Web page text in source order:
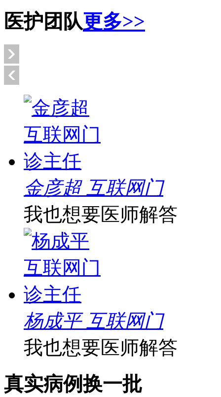
医护团队更多>>
金彦超 互联网门
我也想要医师解答
杨成平 互联网门
我也想要医师解答
真实病例换一批